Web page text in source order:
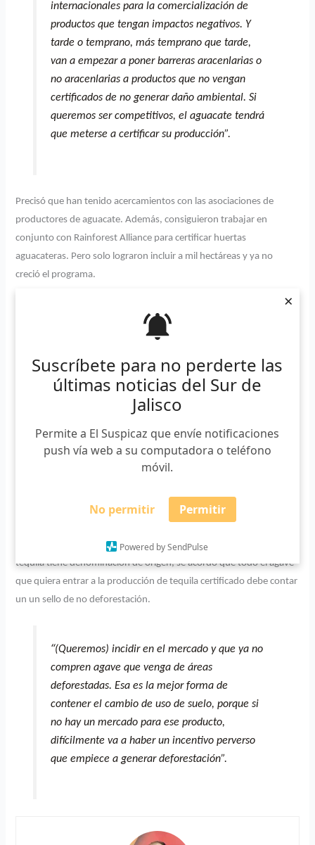
Suscríbete para no perderte las
últimas noticias del Sur de
Jalisco
Permite a El Suspicaz que envíe notificaciones
push vía web a su computadora o teléfono
móvil.
No permitir Permitir
Powered by SendPulse
×
internacionales para la comercialización de
productos que tengan impactos negativos. Y
tarde o temprano, más temprano que tarde,
van a empezar a poner barreras aracenlarias o
no aracenlarias a productos que no vengan
certificados de no generar daño ambiental. Si
queremos ser competitivos, el aguacate tendrá
que meterse a certificar su producción”.
Precisó que han tenido acercamientos con las asociaciones de
productores de aguacate. Además, consiguieron trabajar en
conjunto con Rainforest Alliance para certificar huertas
aguacateras. Pero solo lograron incluir a mil hectáreas y ya no
creció el programa.
El principal mercado del aguacate jalisciense es el europeo y el
asiático. Por lo tanto, la esperanza es que los países importadores
Un modelo así se aplica actualmente al agave. Gracias a que el
tequila tiene denominación de origen, se acordó que todo el agave
que quiera entrar a la producción de tequila certificado debe contar
un un sello de no deforestación.
“(Queremos) incidir en el mercado y que ya no
compren agave que venga de áreas
deforestadas. Esa es la mejor forma de
contener el cambio de uso de suelo, porque si
no hay un mercado para ese producto,
difícilmente va a haber un incentivo perverso
que empiece a generar deforestación”.